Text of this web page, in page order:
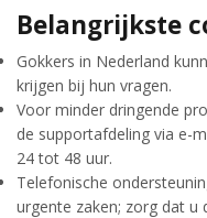
Belangrijkste
Gokkers in Nederland
krijgen bij hun vragen.
Voor minder dringende
de supportafdeling via e-
24 tot 48 uur.
Telefonische
urgente zaken; zorg dat u